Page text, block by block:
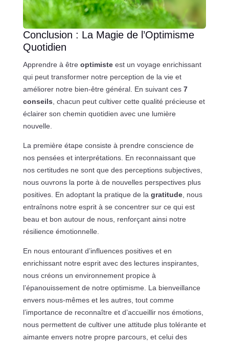
Conclusion : La Magie de l’Optimisme
Quotidien
Apprendre à être optimisteest un voyage enrichissant
qui peut transformer notre perception de la vie et
améliorer notre bien-être général. En suivant ces 7
conseils , chacun peut cultiver cette qualité précieuse et
éclairer son chemin quotidien avec une lumière
nouvelle.
La première étape consiste à prendre conscience de
nos pensées et interprétations. En reconnaissant que
nos certitudes ne sont que des perceptions subjectives,
nous ouvrons la porte à de nouvelles perspectives plus
positives. En adoptant la pratique de la gratitude, nous
entraînons notre esprit à se concentrer sur ce qui est
beau et bon autour de nous, renforçant ainsi notre
résilience émotionnelle.
En nous entourant d’influences positives et en
enrichissant notre esprit avec des lectures inspirantes,
nous créons un environnement propice à
l’épanouissement de notre optimisme. La bienveillance
envers nous-mêmes et les autres, tout comme
l’importance de reconnaître et d’accueillir nos émotions,
nous permettent de cultiver une attitude plus tolérante et
aimante envers notre propre parcours, et celui des